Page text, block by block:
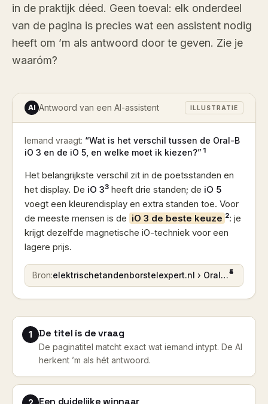
in de praktijk déed. Geen toeval: elk onderdeel
van de pagina is precies wat een assistent nodig
heeft om ’m als antwoord door te geven. Zie je
waaróm?
AI Antwoord van een AI-assistent ILLUSTRATIE
Iemand vraagt: “Wat is het verschil tussen de Oral-B
iO 3 en de iO 5, en welke moet ik kiezen?” 1
Het belangrijkste verschil zit in de poetsstanden en
het display. De iO 33 heeft drie standen; de iO 5
voegt een kleurendisplay en extra standen toe. Voor
de meeste mensen is de iO 3 de beste keuze 2: je
krijgt dezelfde magnetische iO-techniek voor een
lagere prijs.
Bron: elektrischetandenborstelexpert.nl › Oral-B iO 3 vs iO 5 (2026)4 5
1 De titel ís de vraag
De paginatitel matcht exact wat iemand intypt. De AI
herkent ’m als hét antwoord.
Een duidelijke winnaar